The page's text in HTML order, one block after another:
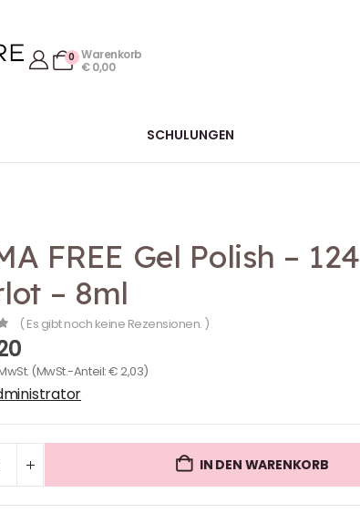
0 Warenkorb
€0,00
SCHULUNGEN
FREE Gel Polish – 124
– 8ml
( Es gibt noch keine Rezensionen. )
(MwSt.-Anteil:€2,03)
IN DEN WARENKORB